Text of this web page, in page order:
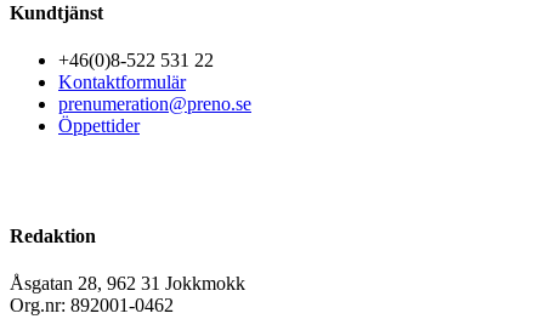
Kundtjänst
+46(0)8-522 531 22
Kontaktformulär
prenumeration@preno.se
Öppettider
Redaktion
Åsgatan 28, 962 31 Jokkmokk
Org.nr: 892001-0462